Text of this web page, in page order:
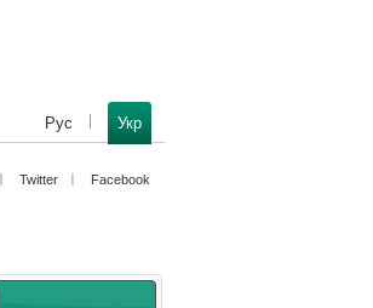
Рус Укр
Twitter Facebook